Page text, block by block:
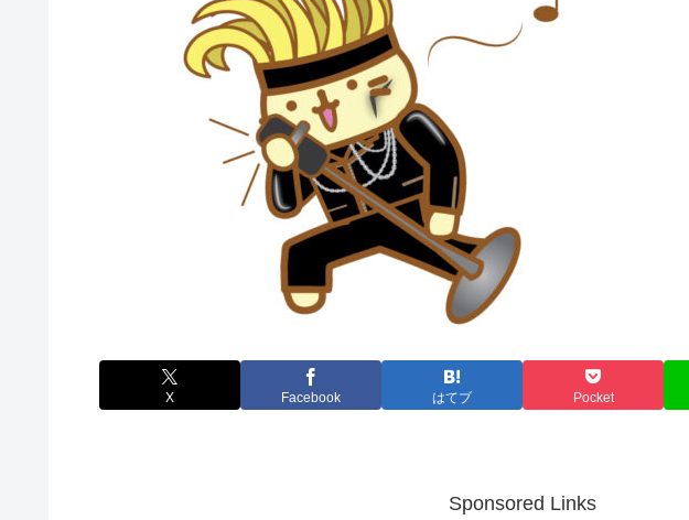
X Facebook はてブ Pocket
Sponsored Links